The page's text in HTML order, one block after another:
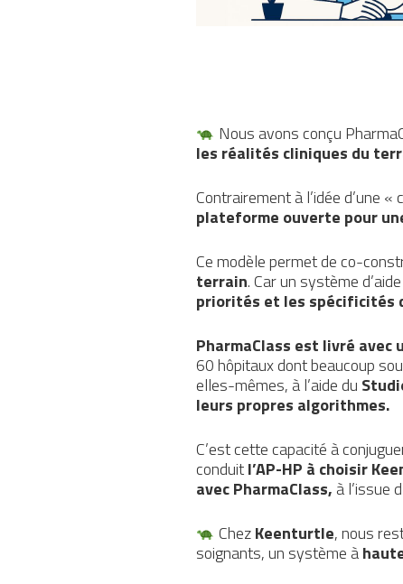
Nous avons conçu
les réalités cliniques du
Contrairement à l’idée d’une
plateforme ouverte pour
Ce modèle permet de co-
terrain. Car un système
priorités et les spécificités
PharmaClass est livré
60 hôpitaux dont beaucoup
elles-mêmes, à l’aide du
leurs propres algorithmes.
C’est cette capacité à
conduitl’AP-HP à choisir
avec PharmaClass, à l’issue
ChezKeenturtle, nous
soignants, un système à